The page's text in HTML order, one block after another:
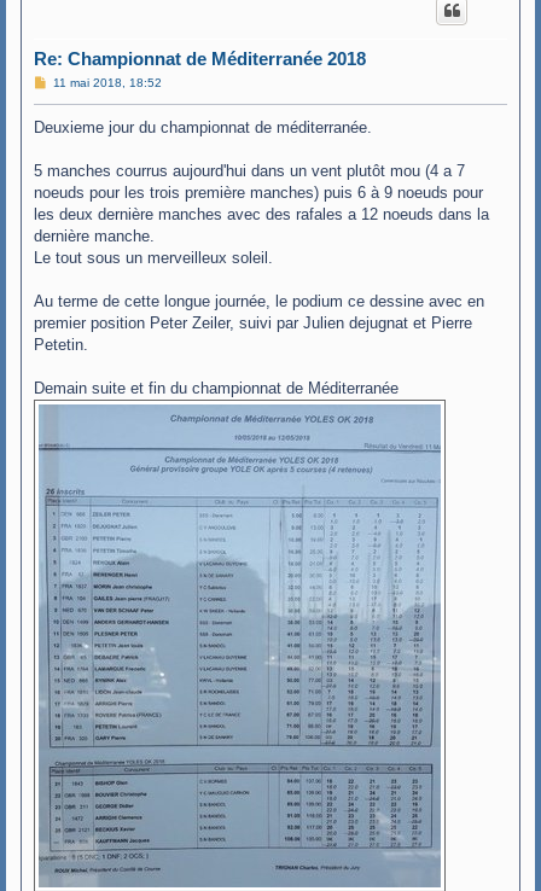
Re: Championnat de Méditerranée 2018
M
s
e
11 mai 2018, 18:52
Deuxieme jour du championnat de méditerranée.
5 manches courrus aujourd'hui dans un vent plutôt mou (4 a 7
noeuds pour les trois première manches) puis 6 à 9 noeuds pour
les deux dernière manches avec des rafales a 12 noeuds dans la
dernière manche.
Le tout sous un merveilleux soleil.
Au terme de cette longue journée, le podium ce dessine avec en
premier position Peter Zeiler, suivi par Julien dejugnat et Pierre
Petetin.
Demain suite et fin du championnat de Méditerranée